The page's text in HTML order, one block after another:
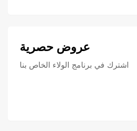
عروض حصرية
اشترك في برنامج الولاء الخاص بنا